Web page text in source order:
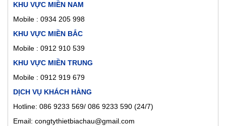
KHU VỰC MIỀN NAM
Mobile : 0934 205 998
KHU VỰC MIỀN BẮC
Mobile : 0912 910 539
KHU VỰC MIỀN TRUNG
Mobile : 0912 919 679
DỊCH VỤ KHÁCH HÀNG
Hotline: 086 9233 569/ 086 9233 590 (24/7)
Email: congtythietbiachau@gmail.com